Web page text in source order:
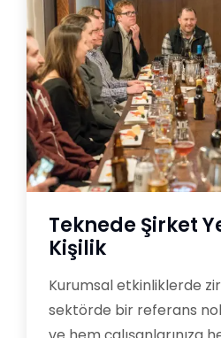
Teknede Şirket
Kişilik
Kurumsal etkinliklerde
sektörde bir referans